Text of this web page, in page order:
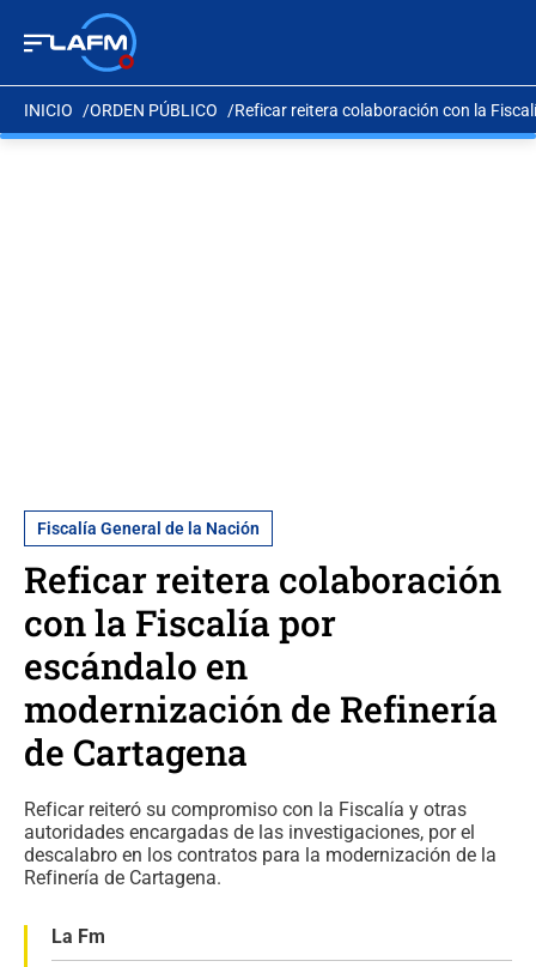
INICIO ORDEN PÚBLICO Reficar reitera colaboración con la
Fiscalía General de la Nación
Reficar reitera colaboración
con la Fiscalía por
escándalo en
modernización de Refinería
de Cartagena
Reficar reiteró su compromiso con la Fiscalía y otras
autoridades encargadas de las investigaciones, por el
descalabro en los contratos para la modernización de la
Refinería de Cartagena.
La Fm